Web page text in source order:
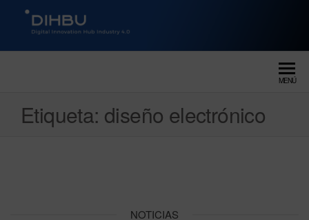
DIGITAL INNOVATION HUB
MENÚ
Etiqueta: diseño electrónico
NOTICIAS